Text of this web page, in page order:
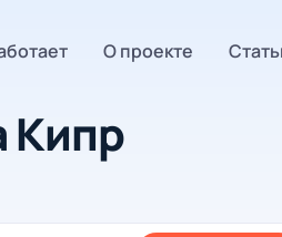
О проекте
Кипр